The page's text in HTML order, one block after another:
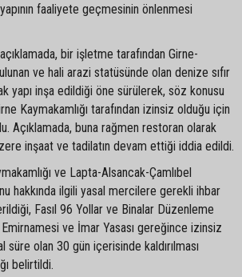
faaliyete geçmesinin önlenmesi
açıklamada, bir işletme tarafından Girne-
ve hali arazi statüsünde olan denize sıfır
yapı inşa edildiği öne sürülerek, söz konusu
Kaymakamlığı tarafından izinsiz olduğu için
Açıklamada, buna rağmen restoran olarak
inşaat ve tadilatın devam ettiği iddia edildi.
ve Lapta-Alsancak-Çamlıbel
hakkında ilgili yasal mercilere gerekli ihbar
Fasıl 96 Yollar ve Binalar Düzenleme
Emirnamesi ve İmar Yasası gereğince izinsiz
süre olan 30 gün içerisinde kaldırılması
belirtildi.